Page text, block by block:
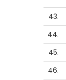
43.
44.
45.
46.